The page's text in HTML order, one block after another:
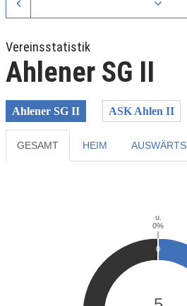
Vereinsstatistik
Ahlener SG II
Ahlener SG II ASK Ahlen II
GESAMT HEIM AUSWÄRTS